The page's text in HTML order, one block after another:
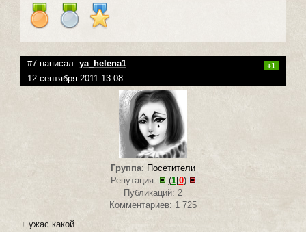
#7 написал: ya_helena1 +1
12 сентября 2011 13:08
Группа: Посетители
Репутация:
(1| 0)
Публикаций: 2
Комментариев: 1 725
+ ужас какой